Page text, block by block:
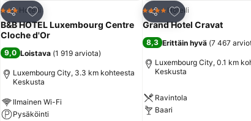
Jaa
Lisää suosikkeihin
3 Tähtiluokitus
Hotelli
B&B HOTEL Luxembourg Centre
Cloche d'Or
9,0 Loistava (1 919 arviota)
Luxembourg City, 3.3 km kohteesta
Keskusta
Ilmainen Wi-Fi
Pysäköinti
Jaa
Lisää suosikkeihin
4 Tähtiluokitus
Hotelli
Grand Hotel Cravat
8,3 Erittäin hyvä (7 467
Luxembourg City, 0.1 km
Keskusta
Ravintola
Baari